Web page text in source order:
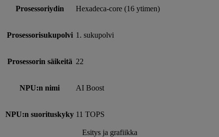
Prosessoriydin Hexadeca-core (16 ytimen)
Prosessorisukupolvi 1. sukupolvi
Prosessorin säikeitä 22
NPU:n nimi AI Boost
NPU:n suorituskyky 11 TOPS
Esitys ja grafiikka